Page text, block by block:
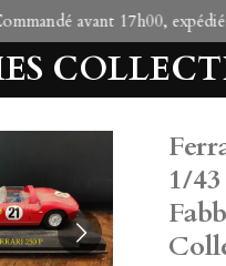
avant 17h00,
1/